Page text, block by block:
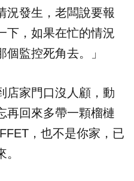
況發生，老闆說要報
下，如果在忙的情況
監控死角去。」
店家門口沒人顧，動
再回來多帶一顆榴槤
，也不是你家，已